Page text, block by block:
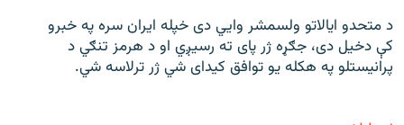
د متحدو ایالاتو ولسمشر وايي دی خپله ایران سره په خبرو
کې دخیل دی، جګړه ژر پای ته رسیږي او د هرمز تنګي د
پرانیستلو په هکله یو توافق کیدای شي ژر ترلاسه شي.